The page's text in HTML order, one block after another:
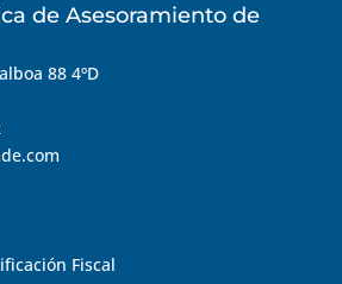
de Asesoramiento de
88 4ºD
Fiscal